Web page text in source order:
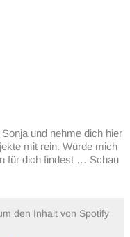
und nehme dich hier
mit rein. Würde mich
für dich findest … Schau
den Inhalt von Spotify